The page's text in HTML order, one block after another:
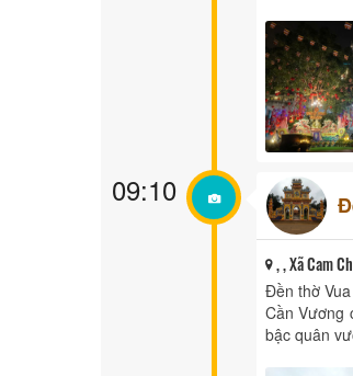
09:10
, , Xã Cam
Đền thờ
Cần Vương
bậc quân